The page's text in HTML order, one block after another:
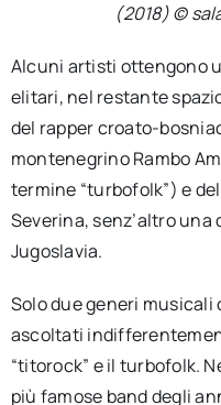
(2018) ©
Alcuni artisti ottengono
elitari, nel restante
del rapper croato-
montenegrino Rambo
termine “turbofolk”) e
Severina, senz’altro
Jugoslavia.
Solo due generi
ascoltati
“titorock” e il turbofolk.
più famose band degli